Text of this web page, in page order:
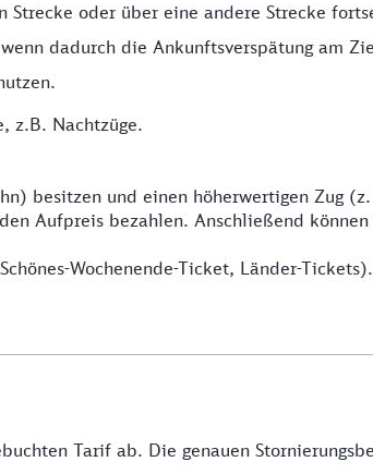
oder über eine andere Strecke
dadurch die Ankunftsverspätung am
z.B. Nachtzüge.
besitzen und einen höherwertigen Zug
Aufpreis bezahlen. Anschließend
Wochenende-Ticket, Länder-Tickets).
Tarif ab. Die genauen